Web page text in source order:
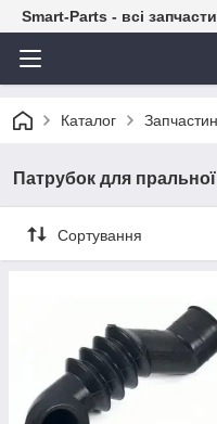
Smart-Parts - всі
Каталог
Патрубок для
Сортування